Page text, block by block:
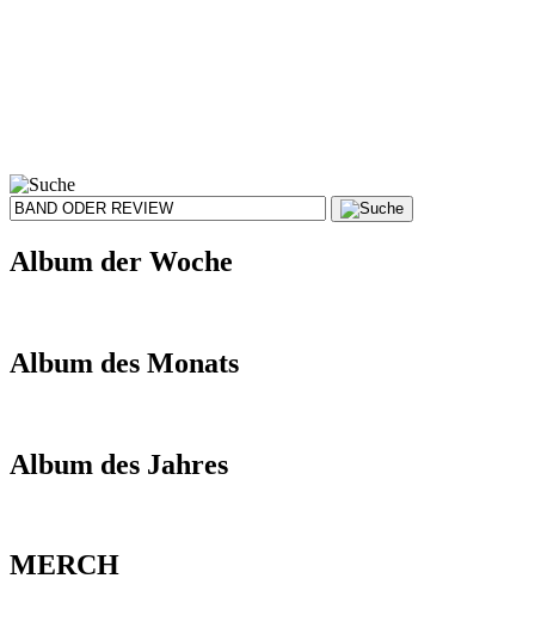
Album der Woche
Album des Monats
Album des Jahres
MERCH